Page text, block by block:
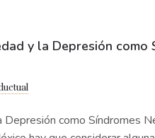
y la Depresión como
como Síndromes